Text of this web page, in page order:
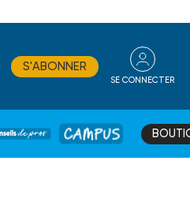
S'ABONNER
SE CONNECTER
DE
CAMPUS